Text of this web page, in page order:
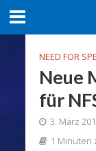
NEED FOR
Neue
für
3. März
1 Minuten